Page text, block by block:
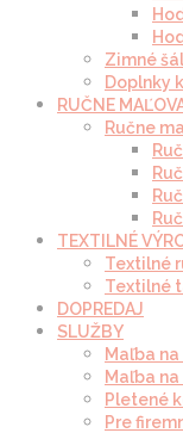
Zimné
Doplnky
RUČNE
Ručne
TEXTILNÉ
Textilné
Textilné
DOPREDAJ
SLUŽBY
Maľba na
Maľba
Pletené
Pre